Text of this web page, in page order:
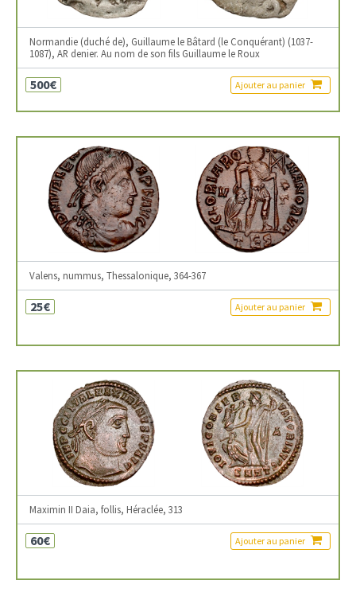
Normandie (duché de), Guillaume le Bâtard (le Conquérant) (1037-
1087), AR denier. Au nom de son fils Guillaume le Roux
500€ Ajouter au panier
Valens, nummus, Thessalonique, 364-367
25€ Ajouter au panier
Maximin II Daia, follis, Héraclée, 313
60€ Ajouter au panier